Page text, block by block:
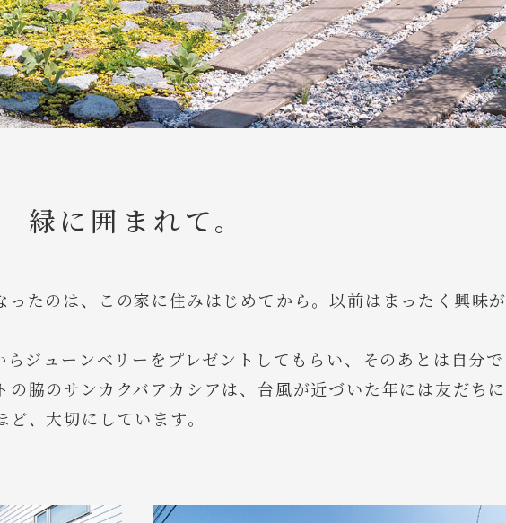
緑に囲まれて。
ったのは、この家に住みはじめてから。以前はまったく興味が
ジューンベリーをプレゼントしてもらい、そのあとは自分で
の脇のサンカクバアカシアは、台風が近づいた年には友だちに
、大切にしています。